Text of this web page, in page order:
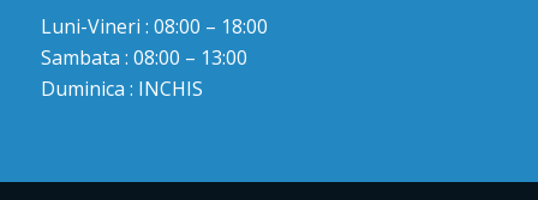
Luni-Vineri : 08:00 – 18:00
Sambata : 08:00 – 13:00
Duminica : INCHIS